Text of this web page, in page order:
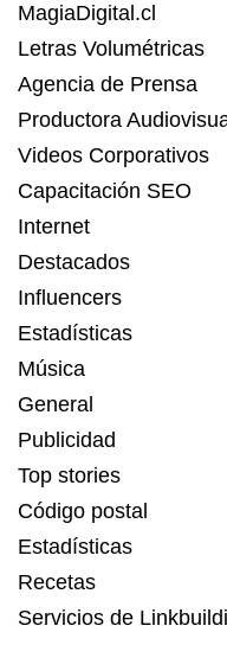
MagiaDigital.cl
Letras Volumétricas
Agencia de Prensa
Productora
Videos Corporativos
Capacitación SEO
Internet
Destacados
Influencers
Estadísticas
Música
General
Publicidad
Top stories
Código postal
Estadísticas
Recetas
Servicios de